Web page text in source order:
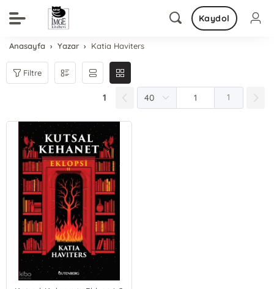
Kaydol
Anasayfa Yazar Katia Haviters
Filtre
1 1